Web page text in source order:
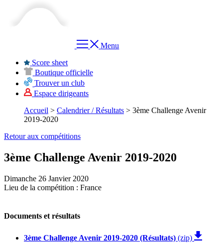
Menu
Score sheet
Boutique officielle
Trouver un club
Espace dirigeants
Accueil > Calendrier / Résultats > 3ème Challenge Avenir
2019-2020
Retour aux compétitions
3ème Challenge Avenir 2019-2020
Dimanche 26 Janvier 2020
Lieu de la compétition : France
Documents et résultats
3ème Challenge Avenir 2019-2020 (Résultats) (zip)